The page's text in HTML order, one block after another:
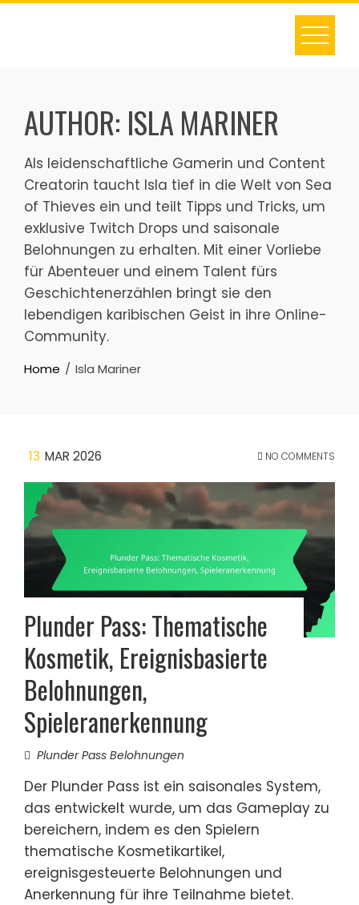
Skip
AUTHOR: ISLA MARINER
Als leidenschaftliche Gamerin und Content
Creatorin taucht Isla tief in die Welt von Sea
of Thieves ein und teilt Tipps und Tricks, um
exklusive Twitch Drops und saisonale
Belohnungen zu erhalten. Mit einer Vorliebe
für Abenteuer und einem Talent fürs
Geschichtenerzählen bringt sie den
lebendigen karibischen Geist in ihre Online-
Community.
Home Isla Mariner
13 MAR 2026 NO COMMENTS
Plunder Pass: Thematische
Kosmetik, Ereignisbasierte
Belohnungen,
Spieleranerkennung
Plunder Pass Belohnungen
Der Plunder Pass ist ein saisonales System,
das entwickelt wurde, um das Gameplay zu
bereichern, indem es den Spielern
thematische Kosmetikartikel,
ereignisgesteuerte Belohnungen und
Anerkennung für ihre Teilnahme bietet.